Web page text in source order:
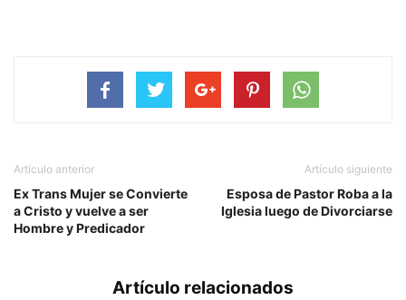
Artículo anterior
Ex Trans Mujer se Convierte
a Cristo y vuelve a ser
Hombre y Predicador
Artículo siguiente
Esposa de Pastor Roba a la
Iglesia luego de Divorciarse
Artículo relacionados